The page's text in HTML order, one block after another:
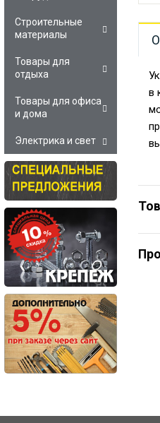
в
Строительные
материалы
Товары для
отдыха
Товары для офиса
и дома
Электрика и свет